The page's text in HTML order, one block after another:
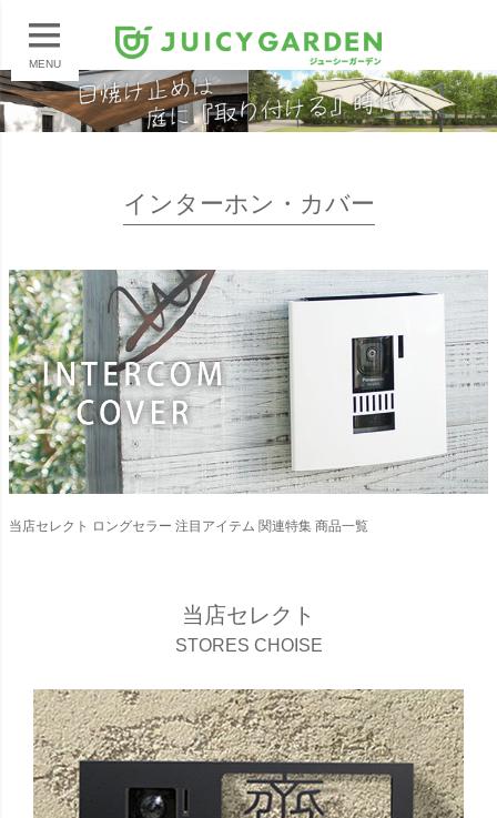
MENU
インターホン・カバー
当店セレクト ロングセラー 注目アイテム 関連特集 商品一覧
当店セレクト
STORES CHOISE